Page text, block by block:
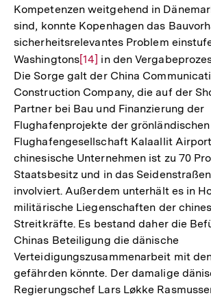
Auflösung
der
Fußnote
Kompetenzen weitgehend in
sind, konnte Kopenhagen das
sicherheitsrelevantes Problem
WashingtonsZur
Auflösung
der
Fußnote
[14] in den
Die Sorge galt der China
Construction Company, die auf der
Partner bei Bau und Finanzierung der
Flughafenprojekte der grönländischen
Flughafengesellschaft Kalaallit
chinesische Unternehmen ist zu 70
Staatsbesitz und in das
involviert. Außerdem unterhält es in
militärische Liegenschaften der
Streitkräfte. Es bestand daher die
Chinas Beteiligung die dänische
Verteidigungszusammenarbeit mit
gefährden könnte. Der damalige
Regierungschef Lars Løkke